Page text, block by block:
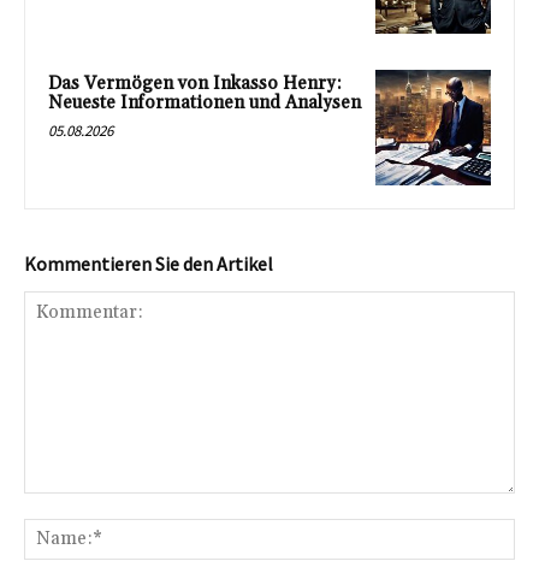
Das Vermögen von Inkasso Henry:
Neueste Informationen und Analysen
05.08.2026
Kommentieren Sie den Artikel